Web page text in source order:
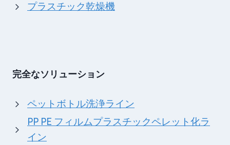
プラスチック乾燥機
完全なソリューション
ペットボトル洗浄ライン
PP PE フィルムプラスチックペレット化ラ
イン